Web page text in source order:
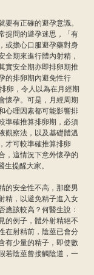
有正確的避孕意識。
提問的避孕迷思，「有
或擔心口服避孕藥對身
全期來進行體內射精，
實安全期亦即排卵期推
的排卵期內避免性行
卵，令人以為在月經期
懷孕。可是，月經周期
心理因素都可能影響排
準確推算排卵期，必須
觀察法，以及基礎體溫
才可較準確推算排卵
，這情況下意外懷孕的
提醒大家。
的安全性不高，那麼男
精，以避免精子進入女
應該較高？何醫生說：
的例子，體外射精絕不
在射精前，陰莖已會分
有少量的精子，即使數
若陰莖曾接觸陰道，一